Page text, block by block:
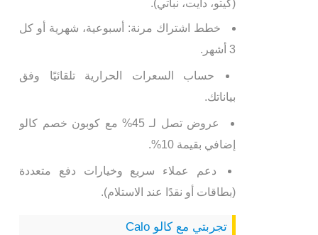
(كيتو، دايت، نباتي).
خطط اشتراك مرنة: أسبوعية، شهرية أو كل
3 أشهر.
حساب السعرات الحرارية تلقائيًا وفق
بياناتك.
عروض تصل لـ 45% مع كوبون خصم كالو
إضافي بقيمة 10%.
دعم عملاء سريع وخيارات دفع متعددة
(بطاقات أو نقدًا عند الاستلام).
تجربتي مع كالو Calo